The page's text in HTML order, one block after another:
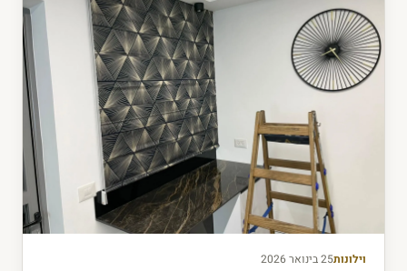
וילונות25 בינואר 2026